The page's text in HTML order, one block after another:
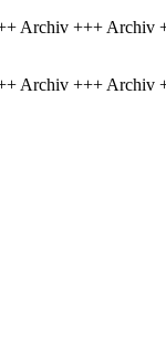
Archiv +++ Archiv
Archiv +++ Archiv